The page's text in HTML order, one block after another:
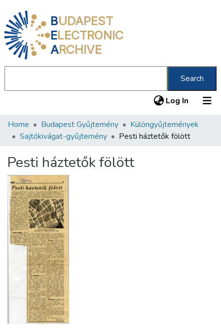
BUDAPEST
ELECTRONIC
ARCHIVE
Search
Log In (current)
Communities & Collections
Statistics
About us
Home Budapest Gyűjtemény
Különgyűjtemények
Sajtókivágat-gyűjtemény
Pesti háztetők fölött
Pesti háztetők fölött